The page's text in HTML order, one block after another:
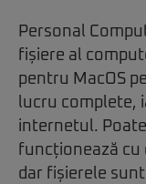
Personal
fișiere al
pentru MacOS
lucru complete,
internetul.
funcționează cu
dar fișierele